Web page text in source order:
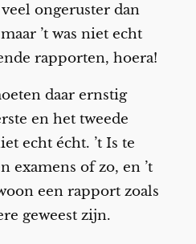
veel ongeruster dan
’t was niet echt
rapporten, hoera!
daar ernstig
en het tweede
echt écht. ’t Is te
examens of zo, en ’t
een rapport zoals
geweest zijn.